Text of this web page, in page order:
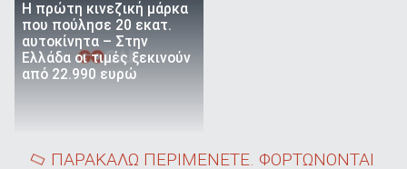
Η πρώτη κινεζική μάρκα
που πούλησε 20 εκατ.
αυτοκίνητα – Στην
Ελλάδα οι τιμές ξεκινούν
από 22.990 ευρώ
ΠΑΡΑΚΑΛΩ ΠΕΡΙΜΕΝΕΤΕ. ΦΟΡΤΩΝΟΝΤΑΙ